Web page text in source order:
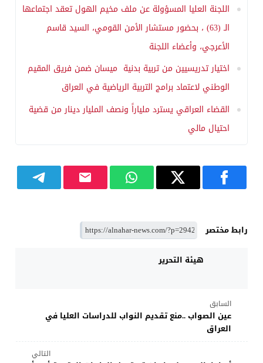
اللجنة العليا المسؤولة عن ملف مخيم الهول تعقد اجتماعها
الـ (63) ، بحضور مستشار الأمن القومي، السيد قاسم
الأعرجي، وأعضاء اللجنة
اختيار تدريسيين من تربية بدنية ميسان ضمن فريق المقيم
الوطني لاعتماد برامج التربية الرياضية في العراق
القضاء العراقي يسترد ملياراً ونصف المليار دينار من قضية
احتيال مالي
رابط مختصر
هيئة التحرير
السابق
عين الصواب ..منع تقديم النواب للدراسات العليا في
العراق
التالي